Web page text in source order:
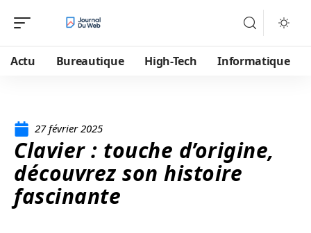
Actu Bureautique High-Tech Informatique
27 février 2025
Clavier : touche d’origine,
découvrez son histoire
fascinante